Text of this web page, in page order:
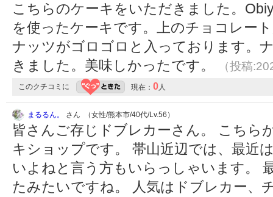
こちらのケーキをいただきました。
を使ったケーキです。上のチョコレー
ナッツがゴロゴロと入っております。
きました。美味しかったです。
（投稿
このクチコミに 現在： 0人
まるるん。 さん （女性/熊本市/40代/Lv.56）
皆さんご存じドブレカーさん。 こちら
キショップです。 帯山近辺では、最近
いよねと言う方もいらっしゃいます。
たみたいですね。 人気はドブレカー、